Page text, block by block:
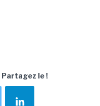
Partagez le !